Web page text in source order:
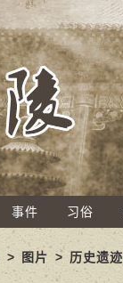
事件 习俗
> 图片 > 历史遗迹